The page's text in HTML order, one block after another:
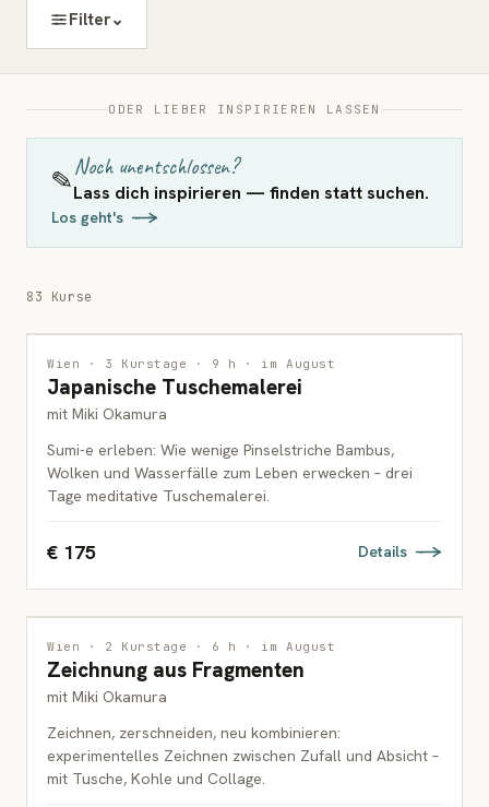
Filter⌄
ODER LIEBER INSPIRIEREN LASSEN
✎Noch unentschlossen?
Lass dich inspirieren — finden statt suchen.
Los geht's
83 Kurse
MALEREI
ERWACHSENE
Wien · 3 Kurstage · 9 h · im August
Japanische Tuschemalerei
mit Miki Okamura
Sumi-e erleben: Wie wenige Pinselstriche Bambus,
Wolken und Wasserfälle zum Leben erwecken – drei
Tage meditative Tuschemalerei.
€ 175 Details
ZEICHNUNG
ERWACHSENE
Wien · 2 Kurstage · 6 h · im August
Zeichnung aus Fragmenten
mit Miki Okamura
Zeichnen, zerschneiden, neu kombinieren:
experimentelles Zeichnen zwischen Zufall und Absicht –
mit Tusche, Kohle und Collage.